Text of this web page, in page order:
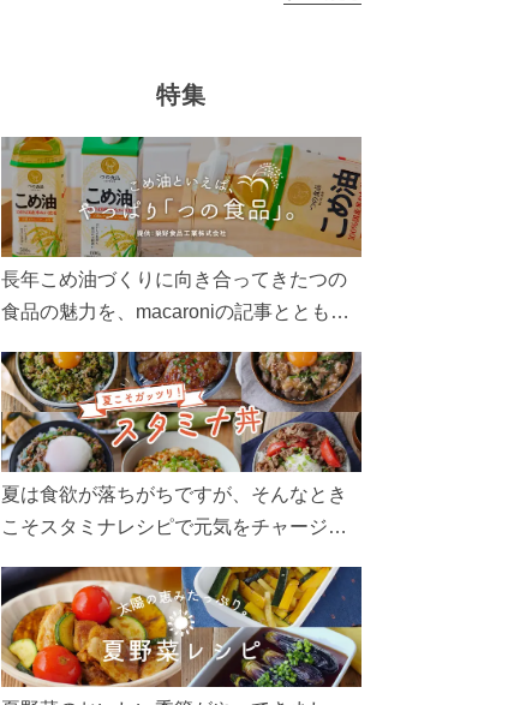
特集
長年こめ油づくりに向き合ってきたつの
食品の魅力を、macaroniの記事とともに
ん、製造現場や品質へのこだわりまで。
こめ油をもっと好きになるコンテンツを
ぜひお楽しみください。
夏は食欲が落ちがちですが、そんなとき
こそスタミナレシピで元気をチャージ！
リ食べて、夏バテを吹き飛ばしましょ
う！